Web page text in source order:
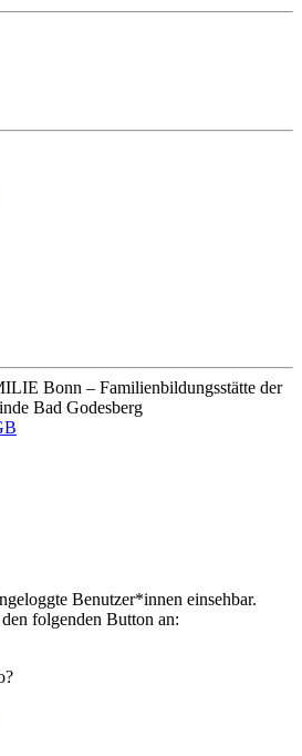
Bonn – Familienbildungsstätte der
Bad Godesberg
Benutzer*innen einsehbar.
folgenden Button an: